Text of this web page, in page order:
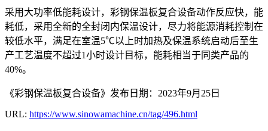
采用大功率低能耗设计，彩钢保温板复合设备动作反应快，能
耗低，采用全新的全封闭内保温设计，尽力将能源消耗控制在
较低水平，满足在室温5℃以上时加热及保温系统启动后至生
产工艺温度不超过1小时设计目标，能耗相当于同类产品的
40%。
《彩钢保温板复合设备》发布日期：2023年9月25日
URL: https://www.sinowamachine.cn/tag/496.html